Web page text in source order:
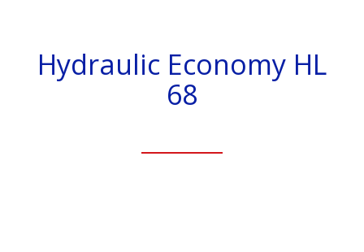
Hydraulic Economy HL
68